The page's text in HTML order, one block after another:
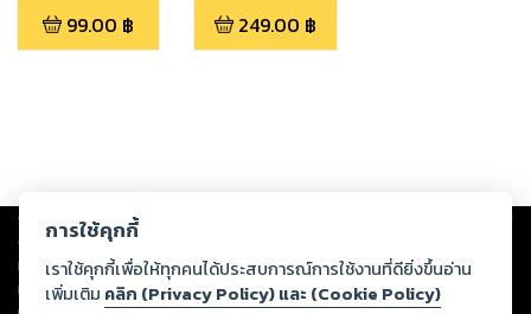
99.00 ฿ 249.00 ฿
Copyright © 2026
ต่อผลงานหรือเนื้อหาใดที่อัปโหลดผ่านเว็บไซต์และปรากฏว่าละเมิดสิทธิใน
ทรัพย์สินทางปัญญาของบุคคลอื่นหรือขัดต่อกฎหมายและศีลธรรม ดังนั้น ผู้อ่าน
ทุกท่านโปรดใช้วิจารณญาณในการกลั่นกรองด้วยตนเอง และหากท่านพบว่าส่วน
การใช้คุกกี้
เราใช้คุกกี้เพื่อให้ทุกคนได้ประสบการณ์การใช้งานที่ดียิ่งขึ้นอ่าน
เพิ่มเติม คลิก (Privacy Policy) และ (Cookie Policy)